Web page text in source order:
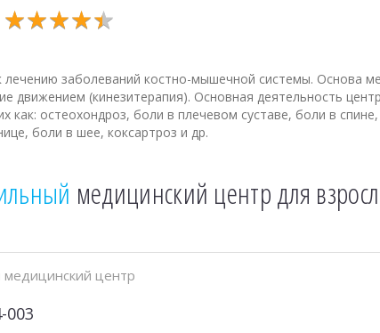
★★★★★
★★★★★
заболеваний костно-мышечной системы. Основа
движением (кинезитерапия). Основная деятельность
как: остеохондроз, боли в плечевом суставе, боли в
боли в шее, коксартроз и др.
медицинский центр для
центр
003